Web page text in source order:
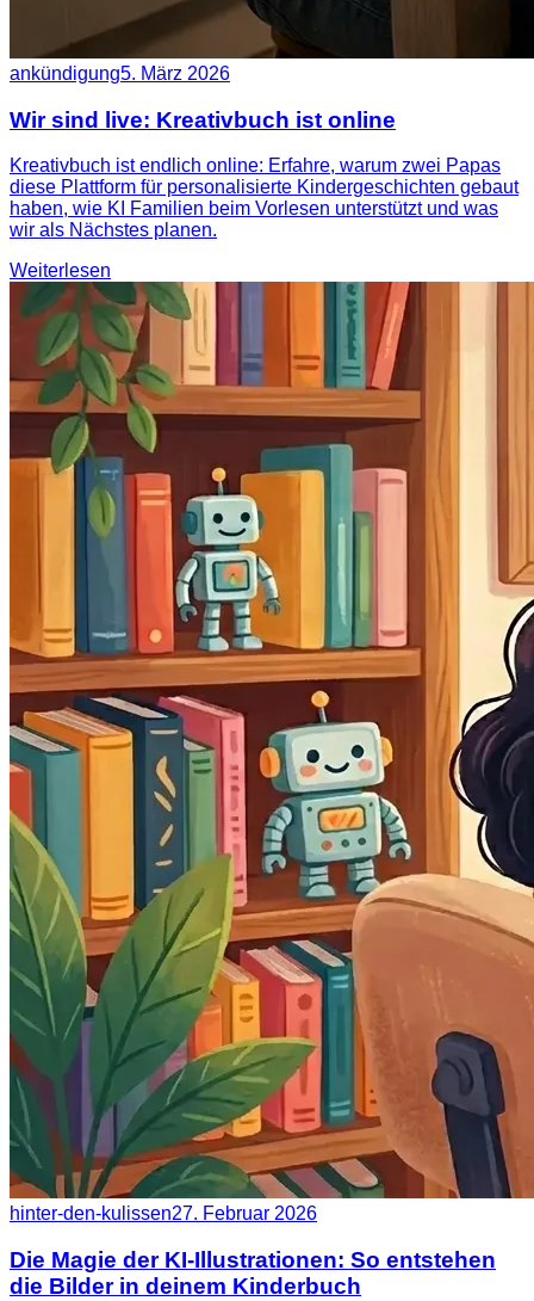
ankündigung5. März 2026
Wir sind live: Kreativbuch ist online
Kreativbuch ist endlich online: Erfahre, warum zwei Papas
diese Plattform für personalisierte Kindergeschichten gebaut
haben, wie KI Familien beim Vorlesen unterstützt und was
wir als Nächstes planen.
Weiterlesen
hinter-den-kulissen27. Februar 2026
Die Magie der KI-Illustrationen: So entstehen
die Bilder in deinem Kinderbuch